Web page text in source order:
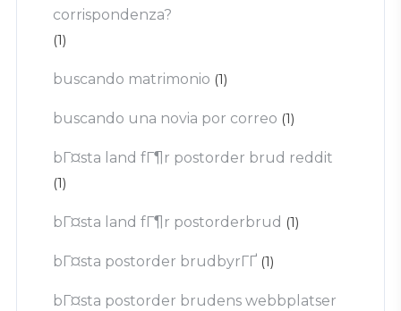
corrispondenza?
(1)
buscando matrimonio (1)
buscando una novia por correo (1)
bГ¤sta land fГ¶r postorder brud reddit
(1)
bГ¤sta land fГ¶r postorderbrud (1)
bГ¤sta postorder brudbyrГҐ (1)
bГ¤sta postorder brudens webbplatser